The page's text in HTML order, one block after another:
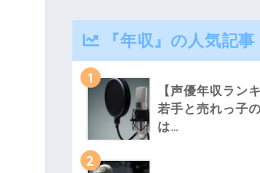
『年収』の人気記事
1
【声優年収ラン
若手と売れっ子
は…
2